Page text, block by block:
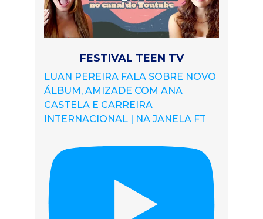
FESTIVAL TEEN TV
LUAN PEREIRA FALA SOBRE NOVO
ÁLBUM, AMIZADE COM ANA
CASTELA E CARREIRA
INTERNACIONAL | NA JANELA FT